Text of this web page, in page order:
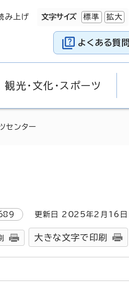
み上げ 文字サイズ 標準 拡大
よくある質問
観光・文化・スポーツ
センター
更新日 2025年2月 16 日
大きな文字で印刷